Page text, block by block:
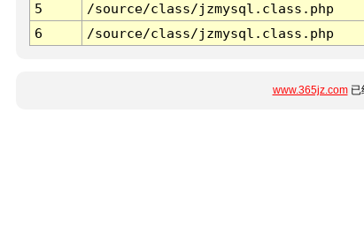
5
/source/class/jzmysql.class.php
6
/source/class/jzmysql.class.php
www.365jz.com已